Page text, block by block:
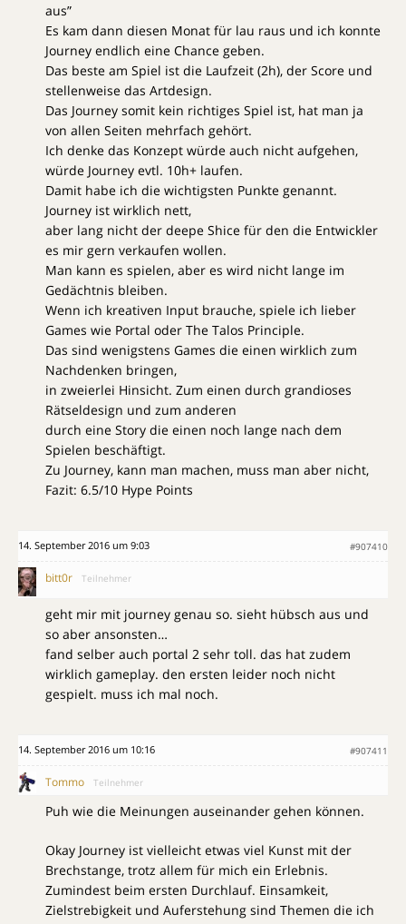
aus”
Es kam dann diesen Monat für lau raus und ich konnte
Journey endlich eine Chance geben.
Das beste am Spiel ist die Laufzeit (2h), der Score und
stellenweise das Artdesign.
Das Journey somit kein richtiges Spiel ist, hat man ja
von allen Seiten mehrfach gehört.
Ich denke das Konzept würde auch nicht aufgehen,
würde Journey evtl. 10h+ laufen.
Damit habe ich die wichtigsten Punkte genannt.
Journey ist wirklich nett,
aber lang nicht der deepe Shice für den die Entwickler
es mir gern verkaufen wollen.
Man kann es spielen, aber es wird nicht lange im
Gedächtnis bleiben.
Wenn ich kreativen Input brauche, spiele ich lieber
Games wie Portal oder The Talos Principle.
Das sind wenigstens Games die einen wirklich zum
Nachdenken bringen,
in zweierlei Hinsicht. Zum einen durch grandioses
Rätseldesign und zum anderen
durch eine Story die einen noch lange nach dem
Spielen beschäftigt.
Zu Journey, kann man machen, muss man aber nicht,
Fazit: 6.5/10 Hype Points
14. September 2016 um 9:03 #907410
bitt0r Teilnehmer
geht mir mit journey genau so. sieht hübsch aus und
so aber ansonsten…
fand selber auch portal 2 sehr toll. das hat zudem
wirklich gameplay. den ersten leider noch nicht
gespielt. muss ich mal noch.
14. September 2016 um 10:16 #907411
Tommo Teilnehmer
Puh wie die Meinungen auseinander gehen können.
Okay Journey ist vielleicht etwas viel Kunst mit der
Brechstange, trotz allem für mich ein Erlebnis.
Zumindest beim ersten Durchlauf. Einsamkeit,
Zielstrebigkeit und Auferstehung sind Themen die ich